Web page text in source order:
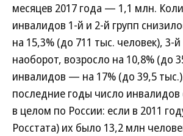
месяцев 2017 года — 1,1 млн.
инвалидов 1-й и 2-й групп
на 15,3% (до 711 тыс. человек), 3-
наоборот, возросло на 10,8% (до
инвалидов — на 17% (до 39,5
последние годы число инвалидов
в целом по России: если в 2011
Росстата) их было 13,2 млн